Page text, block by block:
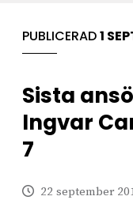
PUBLICERAD1
Sista
Ingvar
7
22 september